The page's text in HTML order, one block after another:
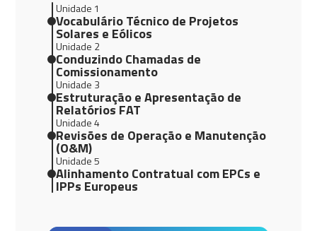
Unidade 1
Vocabulário Técnico de Projetos
Solares e Eólicos
Unidade 2
Conduzindo Chamadas de
Comissionamento
Unidade 3
Estruturação e Apresentação de
Relatórios FAT
Unidade 4
Revisões de Operação e Manutenção
(O&M)
Unidade 5
Alinhamento Contratual com EPCs e
IPPs Europeus